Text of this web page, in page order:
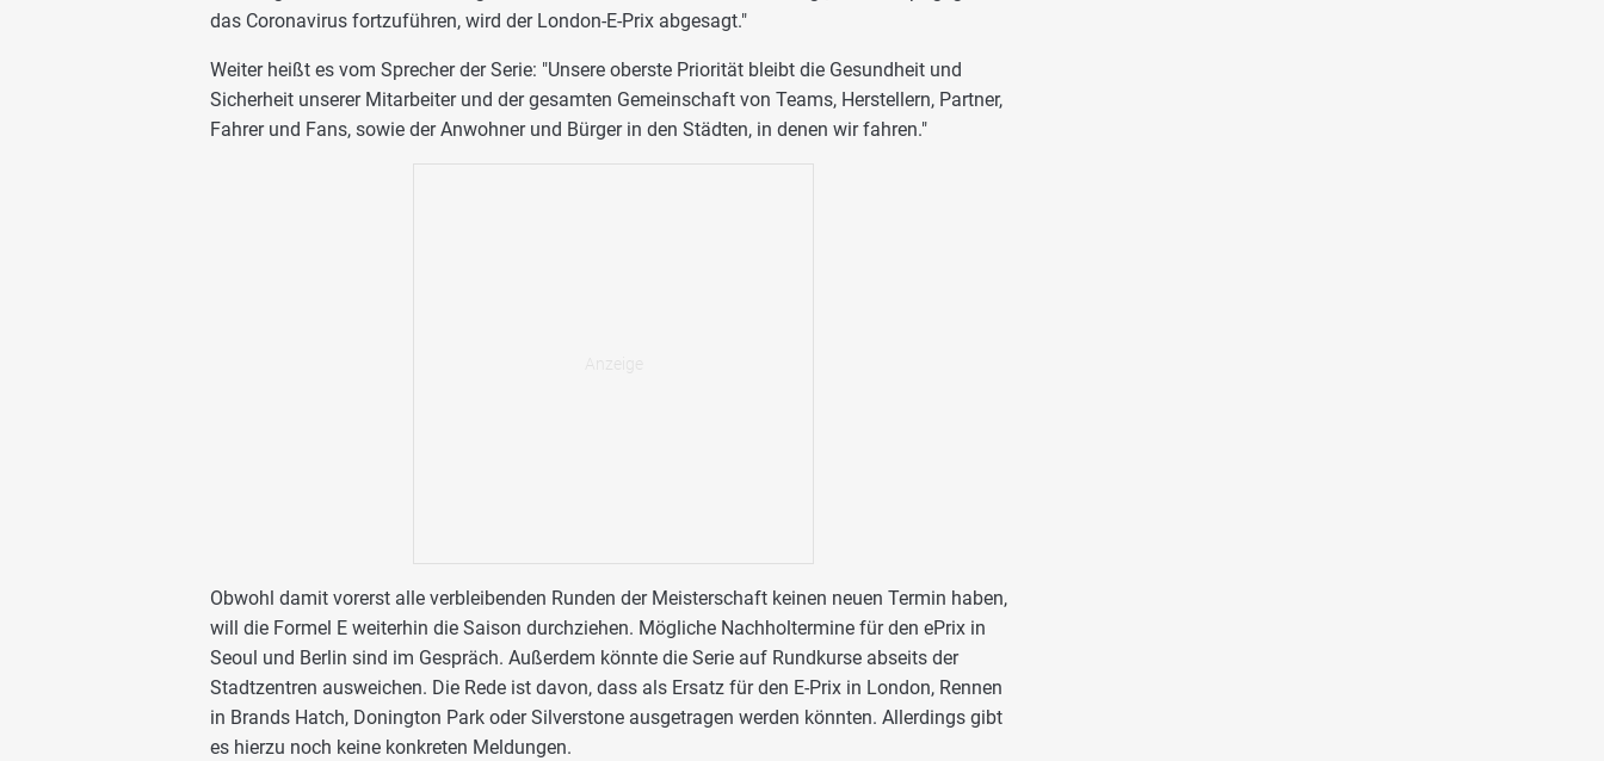
das Coronavirus fortzuführen, wird der London-E-Prix abgesagt."
Weiter heißt es vom Sprecher der Serie: "Unsere oberste Priorität bleibt die Gesundheit und
Sicherheit unserer Mitarbeiter und der gesamten Gemeinschaft von Teams, Herstellern, Partner,
Fahrer und Fans, sowie der Anwohner und Bürger in den Städten, in denen wir fahren."
Obwohl damit vorerst alle verbleibenden Runden der Meisterschaft keinen neuen Termin haben,
will die Formel E weiterhin die Saison durchziehen. Mögliche Nachholtermine für den ePrix in
Seoul und Berlin sind im Gespräch. Außerdem könnte die Serie auf Rundkurse abseits der
Stadtzentren ausweichen. Die Rede ist davon, dass als Ersatz für den E-Prix in London, Rennen
in Brands Hatch, Donington Park oder Silverstone ausgetragen werden könnten. Allerdings gibt
es hierzu noch keine konkreten Meldungen.